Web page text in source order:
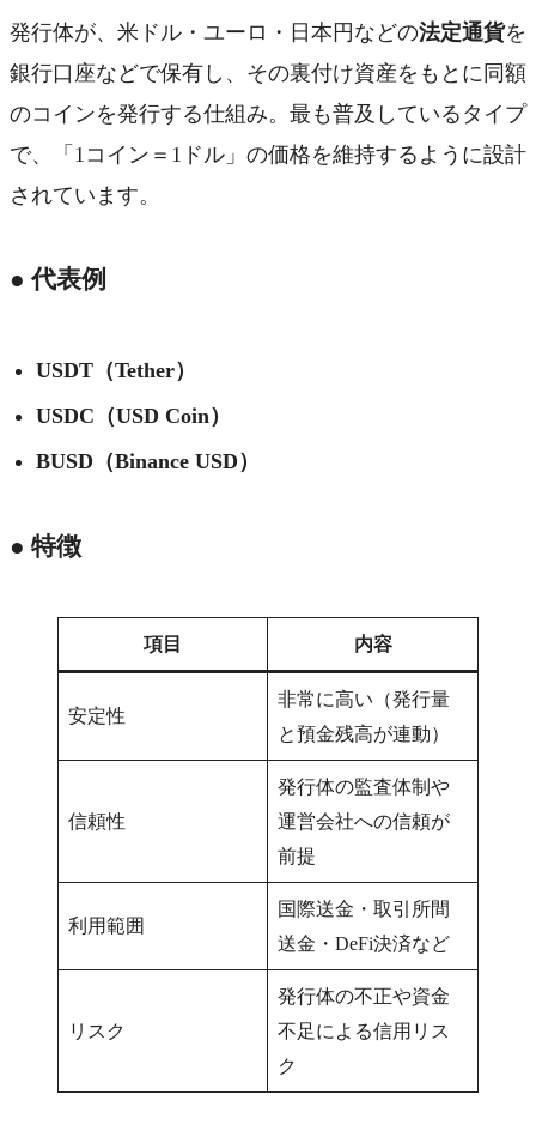
発行体が、米ドル・ユーロ・日本円などの法定通貨を
銀行口座などで保有し、その裏付け資産をもとに同額
のコインを発行する仕組み。最も普及しているタイプ
で、「1コイン＝1ドル」の価格を維持するように設計
されています。
● 代表例
USDT（Tether）
USDC（USD Coin）
BUSD（Binance USD）
● 特徴
項目 内容
安定性
非常に高い（発行量
と預金残高が連動）
信頼性
発行体の監査体制や
運営会社への信頼が
前提
利用範囲
国際送金・取引所間
送金・DeFi決済など
リスク
発行体の不正や資金
不足による信用リス
ク